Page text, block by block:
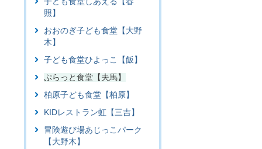
照】
おおのぎ子ども食堂【大野
木】
子ども食堂ひよっこ【飯】
ぷらっと食堂【夫馬】
柏原子ども食堂【柏原】
KIDレストラン虹【三吉】
冒険遊び場あじっこパーク
【大野木】